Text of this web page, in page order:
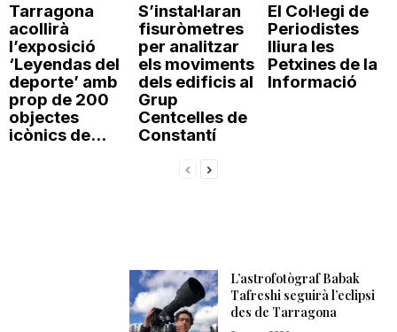
a
Tarragona
acollirà
l’exposició
‘Leyendas del
deporte’ amb
prop de 200
objectes
icònics de...
S’instal·laran
fisuròmetres
per analitzar
els moviments
dels edificis al
Grup
Centcelles de
Constantí
El Col·legi de
Periodistes
lliura les
Petxines de la
Informació